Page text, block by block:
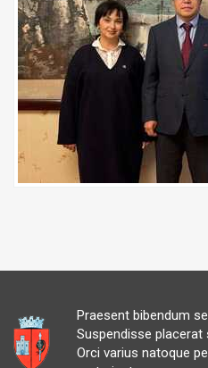
Praesent bibendum
Suspendisse
Orci varius natoque